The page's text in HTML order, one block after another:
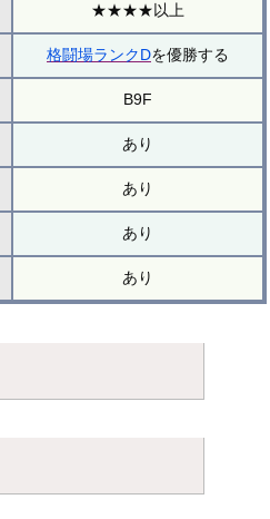
★★★★以上
格闘場ランクDを優勝する
B9F
あり
あり
あり
あり